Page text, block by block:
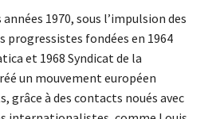
années 1970, sous l’impulsion des
progressistes fondées en 1964
et 1968 Syndicat de la
un mouvement européen
grâce à des contacts noués avec